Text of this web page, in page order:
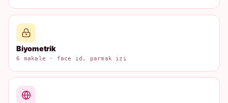
Biyometrik
6 makale · face id, parmak izi